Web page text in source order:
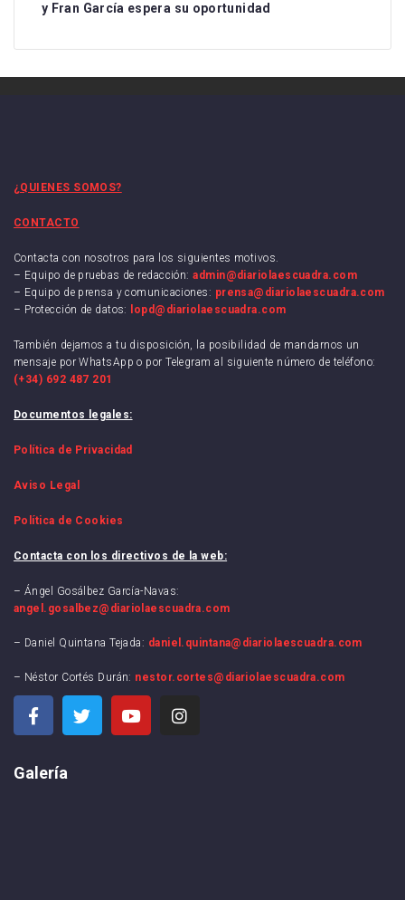
y Fran García espera su oportunidad
¿QUIENES SOMOS?
CONTACTO
Contacta con nosotros para los siguientes motivos.
– Equipo de pruebas de redacción:admin@diariolaescuadra.com
– Equipo de prensa y comunicaciones: prensa@diariolaescuadra.com
– Protección de datos:
lopd@diariolaescuadra.com
También dejamos a tu disposición, la posibilidad de mandarnos un
mensaje por WhatsApp o por Telegram al siguiente número de teléfono:
(+34) 692 487 201
Documentos legales:
Política de Privacidad
Aviso Legal
Política de Cookies
Contacta con los directivos de la web:
– Ángel Gosálbez García-Navas:
angel.gosalbez@diariolaescuadra.com
– Daniel Quintana Tejada: daniel.quintana@diariolaescuadra.com
– Néstor Cortés Durán: nestor.cortes@diariolaescuadra.com
Galería